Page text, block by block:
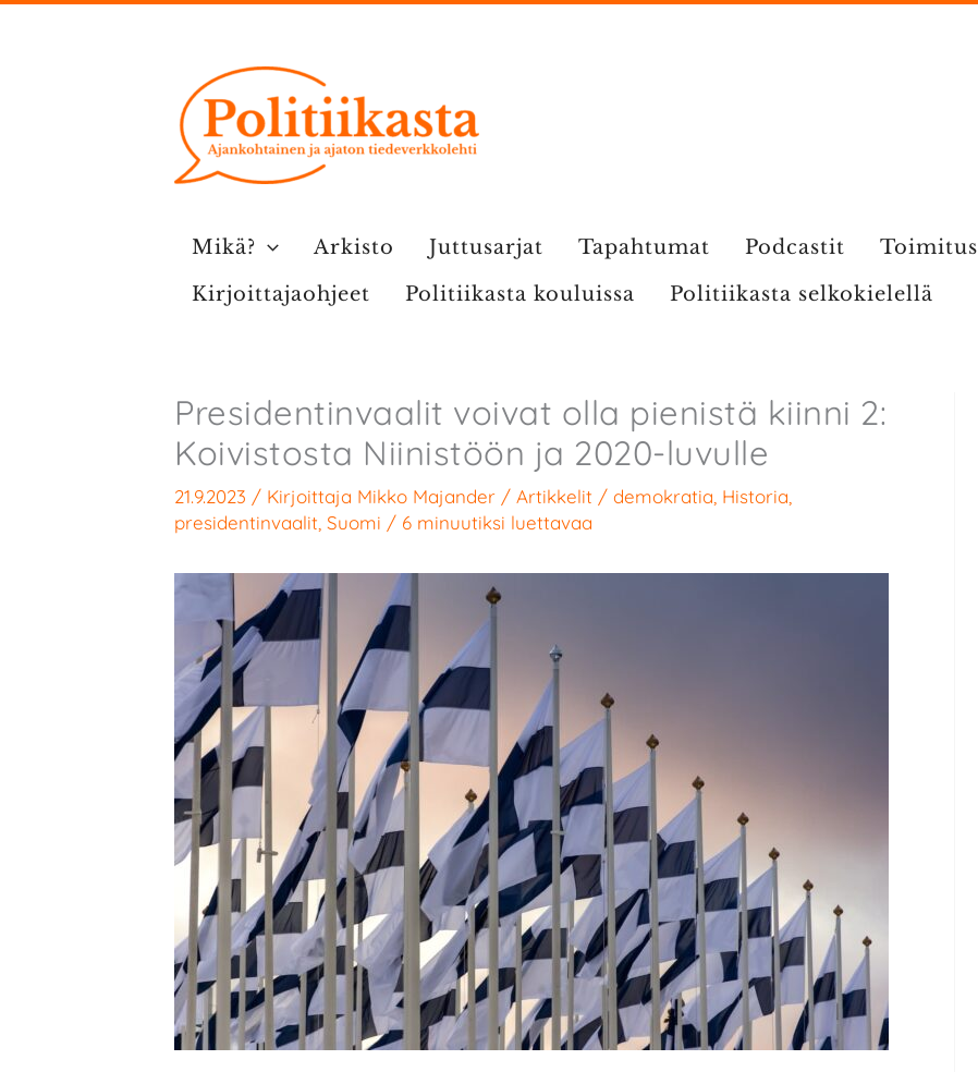
Mikä? Arkisto Juttusarjat Tapahtumat Podcastit Toimitus
Kirjoittajaohjeet
Politiikasta kouluissa Politiikasta selkokielellä
Presidentinvaalit voivat olla pienistä kiinni 2:
Koivistosta Niinistöön ja 2020-luvulle
21.9.2023 / Kirjoittaja Mikko Majander / Artikkelit / demokratia Historia
presidentinvaalit Suomi / 6 minuutiksi luettavaa